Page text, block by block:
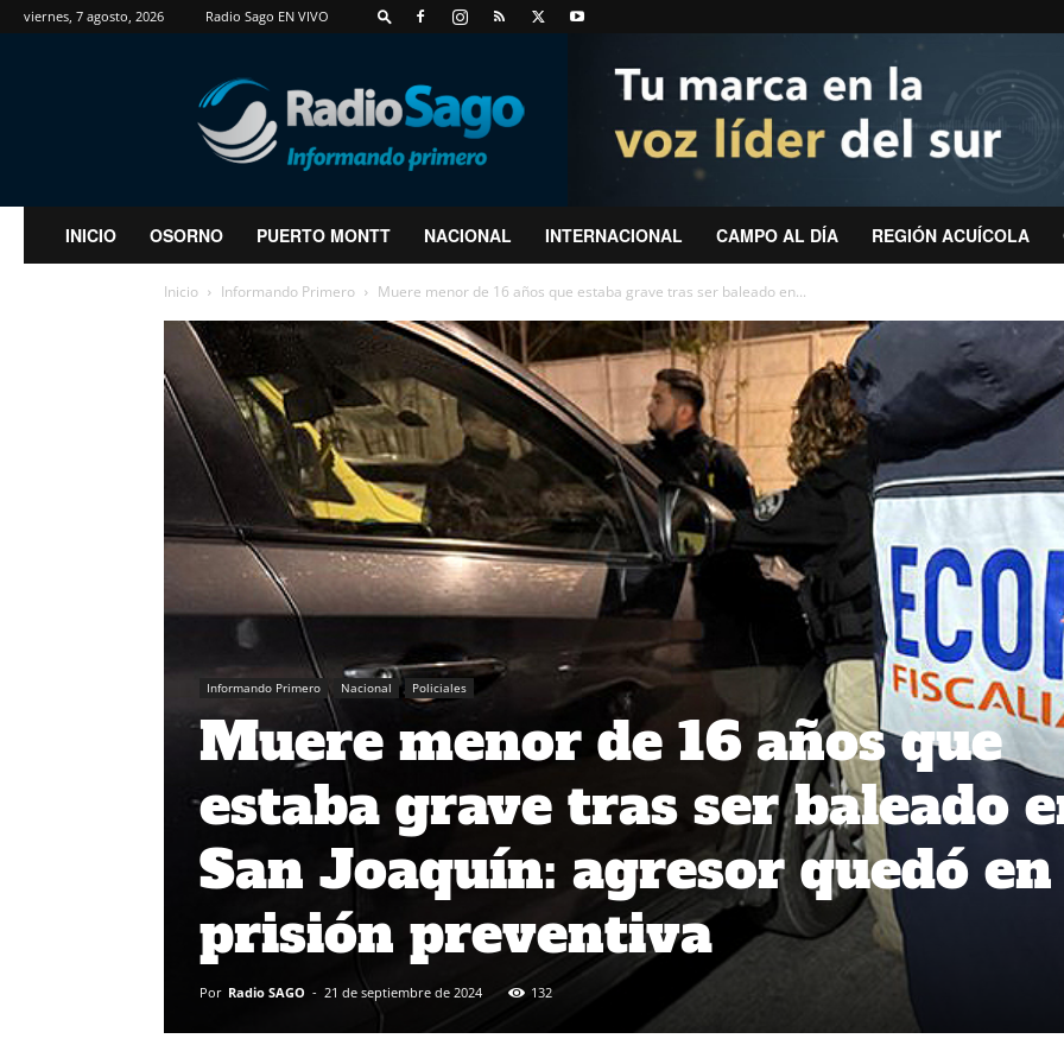
viernes, 7 agosto, 2026 Radio Sago EN VIVO
RadioSago
INICIO OSORNO PUERTO MONTT NACIONAL INTERNACIONAL CAMPO AL DÍA REGIÓN ACUÍCOLA
Inicio Informando Primero Muere menor de 16 años que estaba grave tras ser baleado en...
Informando Primero Nacional Policiales
Muere menor de 16 años que
estaba grave tras ser baleado
San Joaquín: agresor quedó en
prisión preventiva
Por Radio SAGO - 21 de septiembre de 2024 132